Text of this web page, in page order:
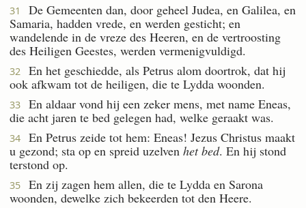
31
De Gemeenten dan, door geheel Judea, en Galilea, en
Samaria, hadden vrede, en werden gesticht; en
wandelende in de vreze des Heeren, en de vertroosting
des Heiligen Geestes, werden vermenigvuldigd.
32
En het geschiedde, als Petrus alom doortrok, dat hij
ook afkwam tot de heiligen, die te Lydda woonden.
33
En aldaar vond hij een zeker mens, met name Eneas,
die acht jaren te bed gelegen had, welke geraakt was.
34
En Petrus zeide tot hem: Eneas! Jezus Christus maakt
u gezond; sta op en spreid uzelven het bed. En hij stond
terstond op.
35
En zij zagen hem allen, die te Lydda en Sarona
woonden, dewelke zich bekeerden tot den Heere.